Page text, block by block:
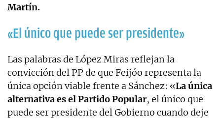
Martín.
«El único que puede ser presidente»
Las palabras de López Miras reflejan la
convicción del PP de que Feijóo representa la
única opción viable frente a Sánchez: «La única
alternativa es el Partido Popular, el único que
puede ser presidente del Gobierno cuando deje